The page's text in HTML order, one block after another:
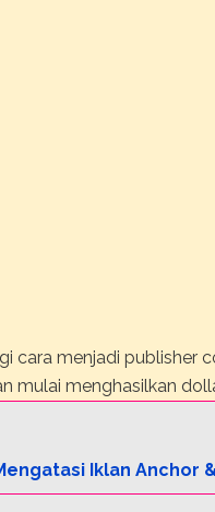
cara menjadi publisher
mulai menghasilkan
Iklan Anchor